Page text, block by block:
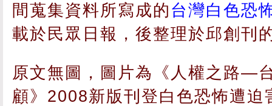
間蒐集資料所寫成的 台灣白色恐
載於民眾日報，後整理於邱創刊
原文無圖，圖片為《人權之路—
顧》2008新版刊登白色恐怖遭迫